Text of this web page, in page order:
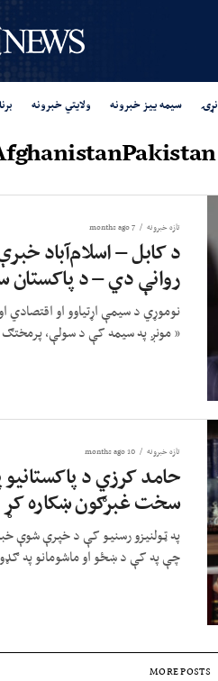
نړۍ سیمه ییز خبرونه ولایتي خبرونه
تازه خبرونه 7 months ago
د کابل – اسلام‌آباد
روانې دي – د پاکستان
نوموړي د سیمې اړتیاوو او اقتصادي
« مونږ په سیمه کې د سولې، پرمختګ
تازه خبرونه 10 months ago
حامد کرزي د پاکستانیو
سخت غبرګون ښکاره کړ
په ټولنیزو رسنیو کې د خپرې شوې
چې په کې د ښځو او ماشومانو په
MORE POSTS